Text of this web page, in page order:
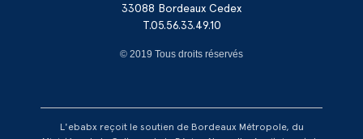
33088 Bordeaux Cedex
T.05.56.33.49.10
© 2019 Tous droits réservés
L'ebabx reçoit le soutien de Bordeaux Métropole, du